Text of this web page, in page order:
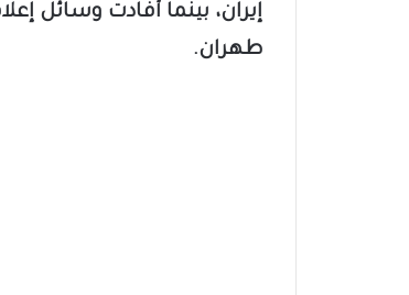
إيران، بينما أفادت وسائل
طهران.